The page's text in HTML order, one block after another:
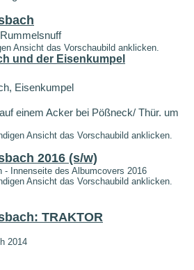
Ansicht das Vorschaubild anklicken.
und der Eisenkumpel
Eisenkumpel
einem Acker bei Pößneck/ Thür. um
Ansicht das Vorschaubild anklicken.
2016 (s/w)
Innenseite des Albumcovers 2016
Ansicht das Vorschaubild anklicken.
TRAKTOR
2014